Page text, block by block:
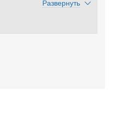
Развернуть